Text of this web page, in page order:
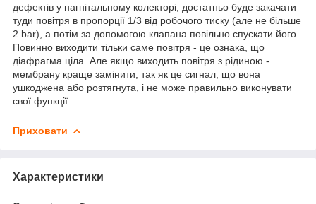
дефектів у нагнітальному колекторі, достатньо буде закачати
туди повітря в пропорції 1/3 від робочого тиску (але не більше
2 bar), а потім за допомогою клапана повільно спускати його.
Повинно виходити тільки саме повітря - це ознака, що
діафрагма ціла. Але якщо виходить повітря з рідиною -
мембрану краще замінити, так як це сигнал, що вона
ушкоджена або розтягнута, і не може правильно виконувати
свої функції.
Приховати
Характеристики